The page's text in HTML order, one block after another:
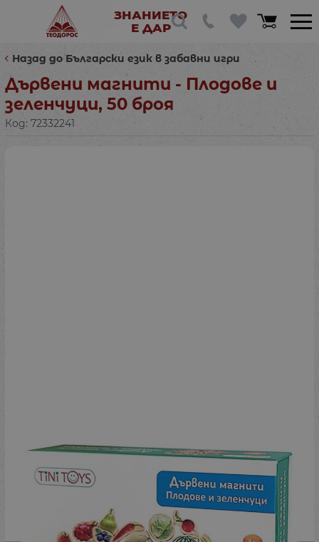
ЗНАНИЕТО
Е ДАР
Назад до Български език в забавни игри
Дървени магнити - Плодове и
зеленчуци, 50 броя
Код: 72332241